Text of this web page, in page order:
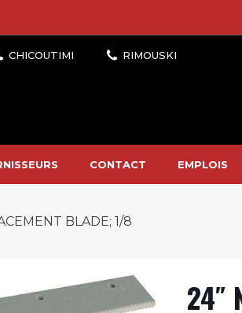
CONTACT EMPLOIS
BLADE; 1/8
24″